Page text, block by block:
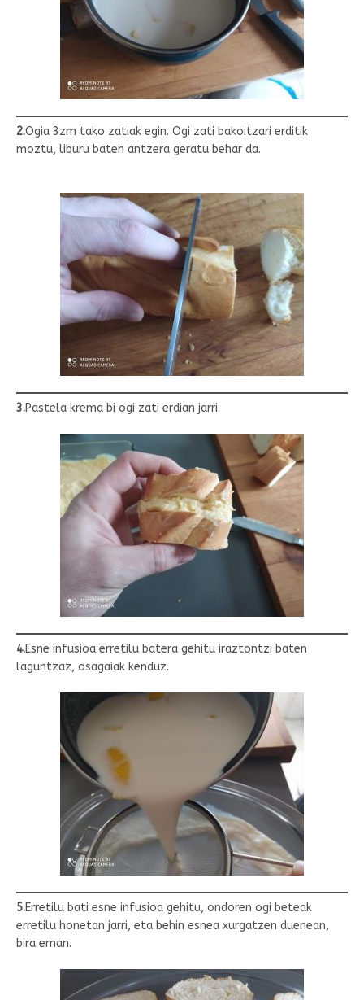
2.Ogia 3zm tako zatiak egin. Ogi zati bakoitzari erditik
moztu, liburu baten antzera geratu behar da.
3.Pastela krema bi ogi zati erdian jarri.
4.Esne infusioa erretilu batera gehitu iraztontzi baten
laguntzaz, osagaiak kenduz.
5.Erretilu bati esne infusioa gehitu, ondoren ogi beteak
erretilu honetan jarri, eta behin esnea xurgatzen duenean,
bira eman.